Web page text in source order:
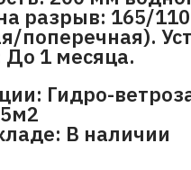
разрыв: 165/
поперечная).
1 месяца.
Гидро-
В наличии